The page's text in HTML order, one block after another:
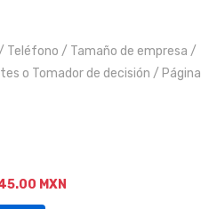
ia
en
Teléfono / Tamaño de empresa /
o Tomador de decisión / Página
MXN